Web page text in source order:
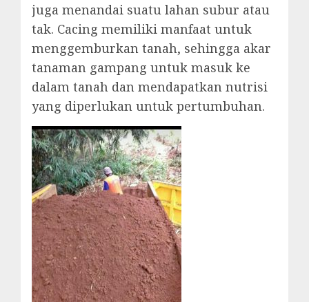
juga menandai suatu lahan subur atau
tak. Cacing memiliki manfaat untuk
menggemburkan tanah, sehingga akar
tanaman gampang untuk masuk ke
dalam tanah dan mendapatkan nutrisi
yang diperlukan untuk pertumbuhan.